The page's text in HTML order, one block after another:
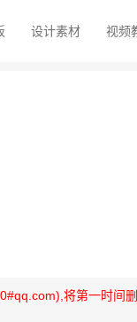
设计素材 视频
将第一时间